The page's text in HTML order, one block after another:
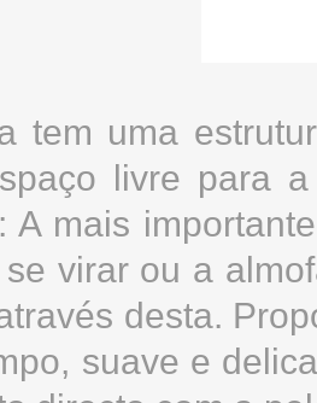
tem uma
livre para
A mais
virar ou a
desta.
suave e